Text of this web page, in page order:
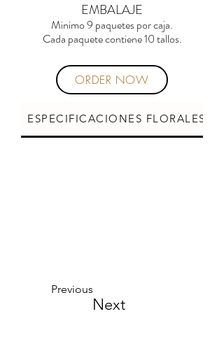
EMBALAJE
Minimo 9 paquetes por caja.
Cada paquete contiene 10 tallos.
ORDER NOW
ESPECIFICACIONES FLORALES
Next
Previous